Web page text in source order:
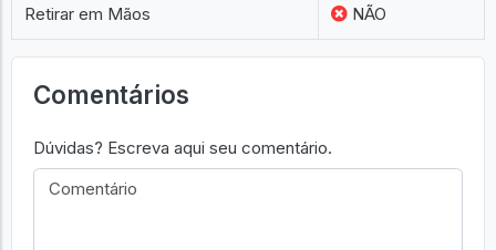
Retirar em Mãos NÃO
Comentários
Dúvidas? Escreva aqui seu comentário.